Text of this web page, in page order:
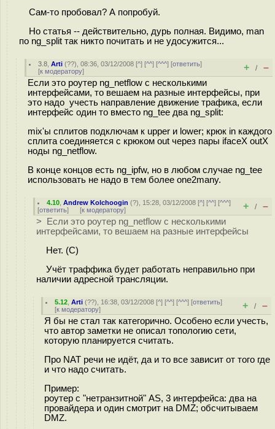
Сам-то пробовал? А попробуй.
Но статья -- действительно, дурь полная. Видимо, man
по ng_split так никто почитать и не удосужится...
3.8 ,Arti (??), 08:36, 03/12/2008 [^] [^^] [^^^] [ответить]
[к модератору] + / –
Если это роутер ng_netflow c несколькими
интерфейсами, то вешаем на разные интерфейсы, при
это надо учесть направление движение трафика, если
интерфейс один то вместо ng_tee два ng_split:
mix'ы сплитов подключам к upper и lower; крюк in каждого
сплита соединяется с крюком out через пары ifaceX outX
ноды ng_netflow.
В конце концов есть ng_ipfw, но в любом случае ng_tee
использовать не надо в тем более one2many.
4.10 ,Andrew Kolchoogin (?), 15:28, 03/12/2008 [^] [^^] [^^^]
[ответить] [к модератору] + / –
> Если это роутер ng_netflow c несколькими
интерфейсами, то вешаем на разные интерфейсы
Нет. (C)
Учёт траффика будет работать неправильно при
наличии адресной трансляции.
5.12 ,Arti (??), 16:38, 03/12/2008 [^] [^^] [^^^] [ответить]
[к модератору] + / –
Я бы не стал так категорично. Особено если учесть,
что автор заметки не описал топологию сети,
которую планируется считать.
Про NAT речи не идёт, да и то все зависит от того где
и что надо считать.
Пример:
роутер c "нетранзитной" AS, 3 интерфейса: два на
провайдера и один смотрит на DMZ; обсчитываем
DMZ.